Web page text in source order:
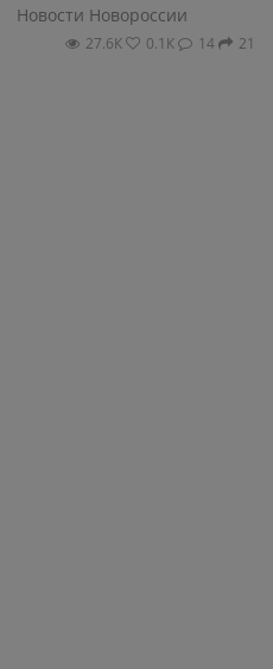
Новости Новороссии
27.6К 0.1К 14 21